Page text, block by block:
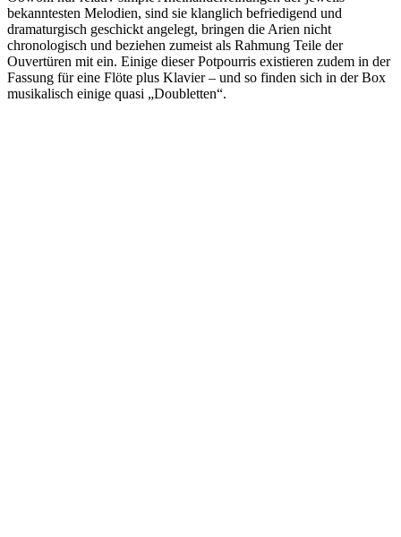
bekanntesten Melodien, sind sie klanglich befriedigend und
dramaturgisch geschickt angelegt, bringen die Arien nicht
chronologisch und beziehen zumeist als Rahmung Teile der
Ouvertüren mit ein. Einige dieser Potpourris existieren zudem in der
Fassung für eine Flöte plus Klavier – und so finden sich in der Box
musikalisch einige quasi „Doubletten“.